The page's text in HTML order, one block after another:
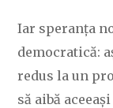
Iar speranța
democratică:
redus la un
să aibă